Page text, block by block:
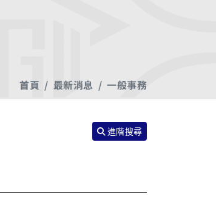
首頁 最新消息 一般事務
進階搜尋